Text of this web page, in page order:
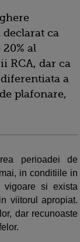
ca
al
RCA, dar ca
a
plafonare,
perioadei de
in conditiile in
si exista
viitorul apropiat.
dar recunoaste